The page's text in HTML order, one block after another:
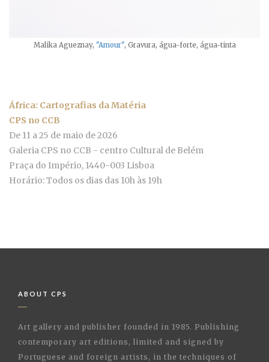
Malika Agueznay, "Amour", Gravura, água-forte, água-tinta
África: Cartografias da Matéria
CPS no CCB
De 11 a 25 de maio de 2026
Galeria CPS no CCB - centro Cultural de Belém
Praça do Império, 1440-003 Lisboa
Horário: Todos os dias das 10h às 19h
ABOUT CPS
Art gallery and publisher founded in 1985. Publishing
contemporary art editions, limited and signed by
Portuguese and foreign artists, in the techniques of